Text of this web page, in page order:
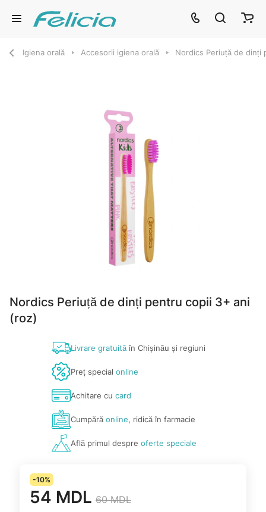
Igiena orală Accesorii igiena orală Nordics Periuță de
Nordics Periuță de dinți pentru copii 3+ ani
(roz)
Livrare gratuităîn Chișinău și regiuni
Preț special online
Achitare cu card
Cumpărăonline, ridică în farmacie
Află primul despre oferte speciale
-10%
54 MDL 60 MDL